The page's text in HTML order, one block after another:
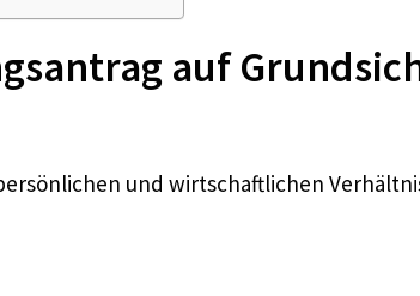
auf
und wirtschaftlichen